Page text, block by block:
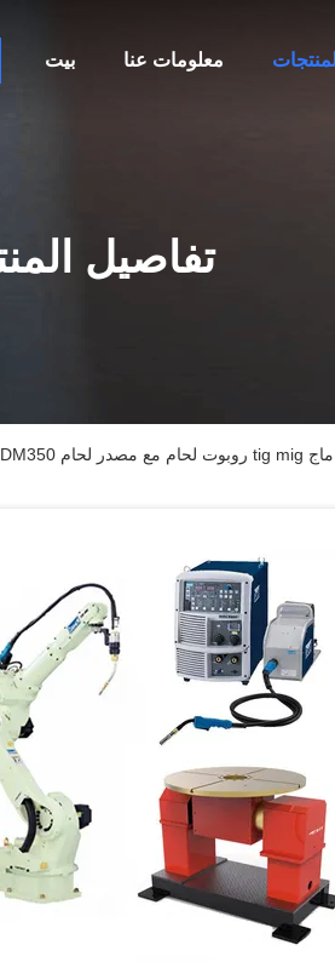
بيت معلومات عنا المنتجات
تفاصيل